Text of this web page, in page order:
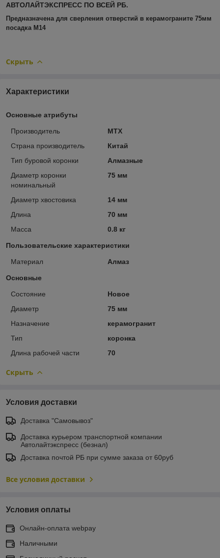
АВТОЛАЙТЭКСПРЕСС ПО ВСЕЙ РБ.
Предназначена для сверления отверстий в керамограните 75мм
посадка М14
Скрыть
Характеристики
Основные атрибуты
Производитель
MTX
Страна производитель
Китай
Тип буровой коронки
Алмазные
Диаметр коронки
номинальный
75 мм
Диаметр хвостовика
14 мм
Длина
70 мм
Масса
0.8 кг
Пользовательские характеристики
Материал Алмаз
Основные
Состояние
Новое
Диаметр
75 мм
Назначение
керамогранит
Тип
коронка
Длина рабочей части
70
Скрыть
Условия доставки
Доставка "Самовывоз"
Доставка курьером транспортной компании
Автолайтэкспресс (безнал)
Доставка почтой РБ при сумме заказа от 60руб
Все условия доставки
Условия оплаты
Онлайн-оплата webpay
Наличными